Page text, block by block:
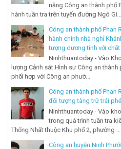
năng Công an thành phố
hành tuần tra trên tuyến đường Ngô Gi...
Công an thành phố Phan
hành chính nhà nghỉ
tượng dương tính với chất
Ninhthuantoday - Vào
lượng Cảnh sát Hình sự Công an thành
phối hợp với Công an phườ...
Công an thành phố Phan
đối tượng tàng trữ trái
Ninhthuantoday - Vào
trong quá trình tuần tra
Thống Nhất thuộc Khu phố 2, phường ...
Công an huyện Ninh